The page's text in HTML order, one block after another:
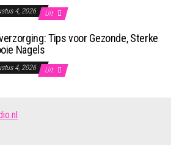
4, 2026 Uit
Tips voor Gezonde, Sterke
Nagels
4, 2026 Uit